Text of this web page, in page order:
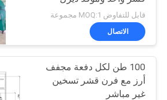
قابل للتفاوض MOQ:1 مجموعة
الاتصال
100 طن لكل دفعة مجفف
أرز مع فرن قشر تسخين
غير مباشر